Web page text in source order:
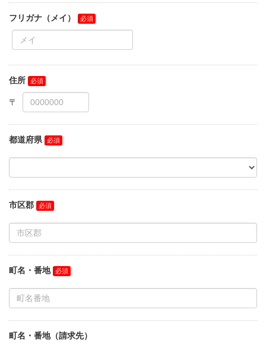
フリガナ（メイ）
住所
都道府県
市区郡
町名・番地
町名・番地（請求先）